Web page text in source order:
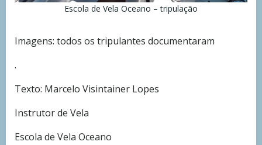
Escola de Vela Oceano – tripulação
Imagens: todos os tripulantes documentaram
.
Texto: Marcelo Visintainer Lopes
Instrutor de Vela
Escola de Vela Oceano